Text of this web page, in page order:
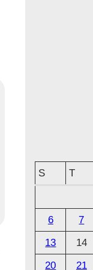
S
T
6
7
13
14
20
21